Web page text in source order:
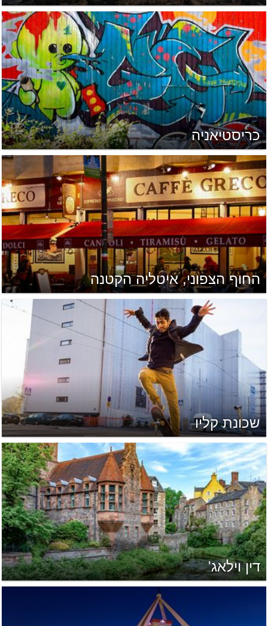
כריסטיאניה
החוף הצפוני, איטליה הקטנה
שכונת קליו
דין וילאג'